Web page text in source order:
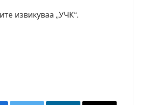
извикуваа „УЧК“.